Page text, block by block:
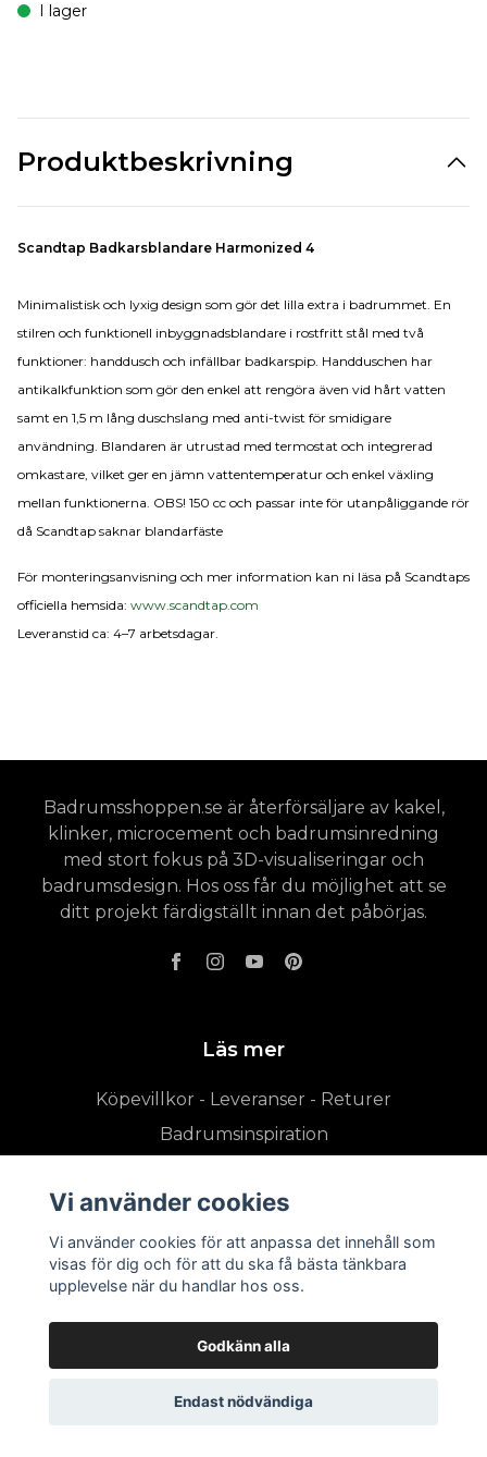
I lager
Produktbeskrivning
Scandtap Badkarsblandare Harmonized 4
Minimalistisk och lyxig design som gör det lilla extra i badrummet. En
stilren och funktionell inbyggnadsblandare i rostfritt stål med två
funktioner: handdusch och infällbar badkarspip. Handduschen har
antikalkfunktion som gör den enkel att rengöra även vid hårt vatten
samt en 1,5 m lång duschslang med anti-twist för smidigare
användning. Blandaren är utrustad med termostat och integrerad
omkastare, vilket ger en jämn vattentemperatur och enkel växling
mellan funktionerna. OBS! 150 cc och passar inte för utanpåliggande rör
då Scandtap saknar blandarfäste
För monteringsanvisning och mer information kan ni läsa på Scandtaps
officiella hemsida: www.scandtap.com
Leveranstid ca: 4–7 arbetsdagar.
Badrumsshoppen.se är återförsäljare av kakel,
klinker, microcement och badrumsinredning
med stort fokus på 3D-visualiseringar och
badrumsdesign. Hos oss får du möjlighet att se
ditt projekt färdigställt innan det påbörjas.
Läs mer
Köpevillkor - Leveranser - Returer
Badrumsinspiration
© 2026 badrumsshoppen.se
Vi använder cookies
Vi använder cookies för att anpassa det innehåll som
visas för dig och för att du ska få bästa tänkbara
upplevelse när du handlar hos oss.
Godkänn alla
Endast nödvändiga